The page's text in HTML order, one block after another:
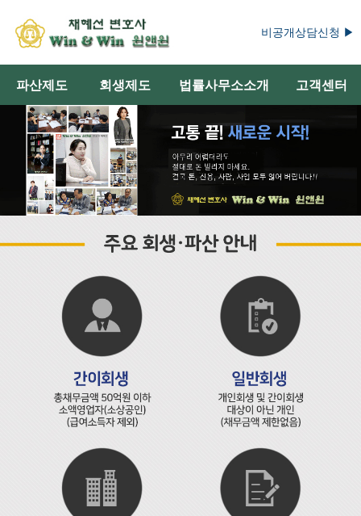
비공개상담신청 ▶
파산제도 회생제도 법률사무소소개 고객센터